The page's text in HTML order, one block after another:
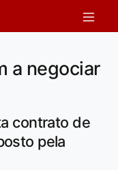
a negociar
contrato de
pela